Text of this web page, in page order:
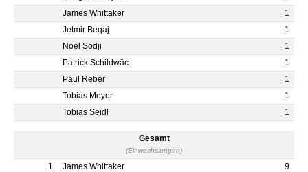
James Whittaker
1
Jetmir Beqaj
1
Noel Sodji
1
Patrick Schildwäc.
1
Paul Reber
1
Tobias Meyer
1
Tobias Seidl
1
Gesamt
(Einwechslungen)
1 James Whittaker
9